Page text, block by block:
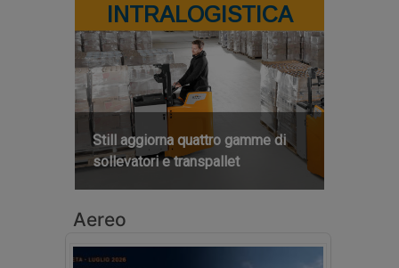
INTRALOGISTICA
Still aggiorna quattro gamme di
sollevatori e transpallet
Aereo